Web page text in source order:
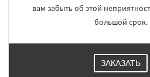
вам забыть об этой
большой срок.
ЗАКАЗАТЬ